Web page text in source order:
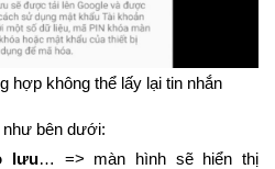
hợp không thể lấy lại tin nhắn
như bên dưới:
lưu… => màn hình sẽ hiển thị